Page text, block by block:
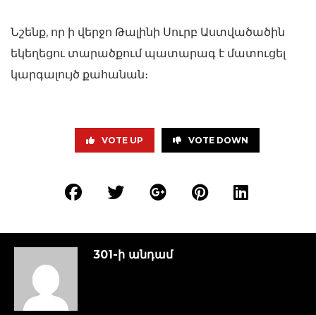
Նշենք, որ ի վերջո Թալինի Սուրբ Աստվածածին
եկեղեցու տարածքում պատարագ է մատուցել
կարգալույծ քահանան։
VOTE UP VOTE DOWN
301-ի անդամ